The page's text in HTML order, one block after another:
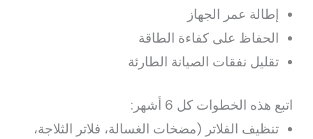
إطالة عمر الجهاز
الحفاظ على كفاءة الطاقة
تقليل نفقات الصيانة الطارئة
اتبع هذه الخطوات كل 6 أشهر:
تنظيف الفلاتر (مضخات الغسالة، فلاتر الثلاجة،